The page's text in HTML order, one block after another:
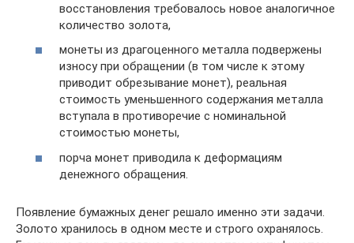
восстановления требовалось новое аналогичное
количество золота,
монеты из драгоценного металла подвержены
износу при обращении (в том числе к этому
приводит обрезывание монет), реальная
стоимость уменьшенного содержания металла
вступала в противоречие с номинальной
стоимостью монеты,
порча монет приводила к деформациям
денежного обращения.
Появление бумажных денег решало именно эти задачи.
Золото хранилось в одном месте и строго охранялось.